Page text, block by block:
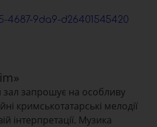
зал запрошує на особливу
кримськотатарські мелодії
інтерпретації. Музика